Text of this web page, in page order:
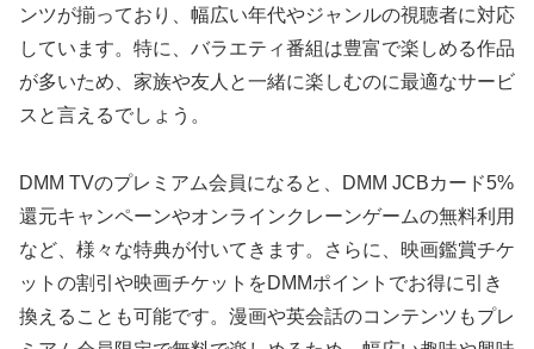
ンツが揃っており、幅広い年代やジャンルの視聴者に対応
しています。特に、バラエティ番組は豊富で楽しめる作品
が多いため、家族や友人と一緒に楽しむのに最適なサービ
スと言えるでしょう。
DMM TVのプレミアム会員になると、DMM JCBカード5%
還元キャンペーンやオンラインクレーンゲームの無料利用
など、様々な特典が付いてきます。さらに、映画鑑賞チケ
ットの割引や映画チケットをDMMポイントでお得に引き
換えることも可能です。漫画や英会話のコンテンツもプレ